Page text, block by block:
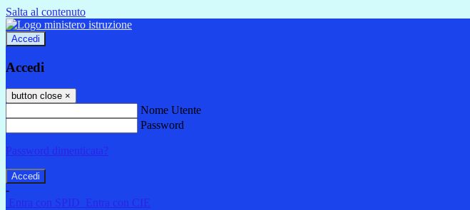
Salta al contenuto
Accedi
Accedi
button close ×
Nome Utente
Password
Password dimenticata?
-
Entra con SPID
Entra con CIE